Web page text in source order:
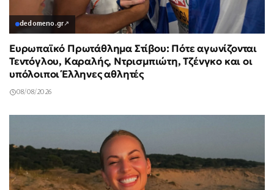
dedomeno.gr↗
Ευρωπαϊκό Πρωτάθλημα Στίβου: Πότε αγωνίζονται
Τεντόγλου, Καραλής, Ντρισμπιώτη, Τζένγκο και οι
υπόλοιποι Έλληνες αθλητές
08/08/2026